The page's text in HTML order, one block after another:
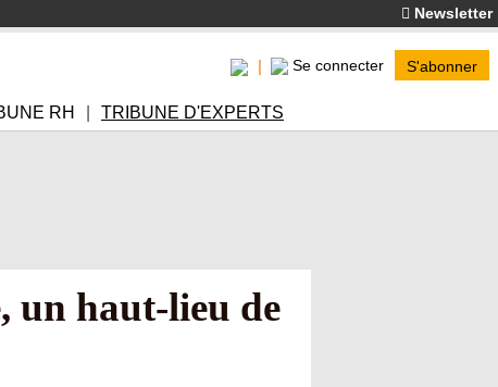
Newsletter
Se connecter S'abonner
RH TRIBUNE D'EXPERTS
un haut-lieu de